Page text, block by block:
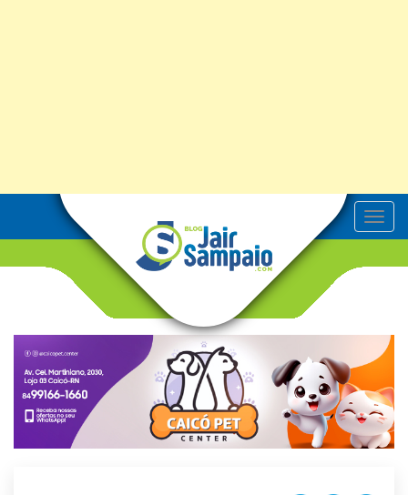
T
o
v
g
t
i
o
n